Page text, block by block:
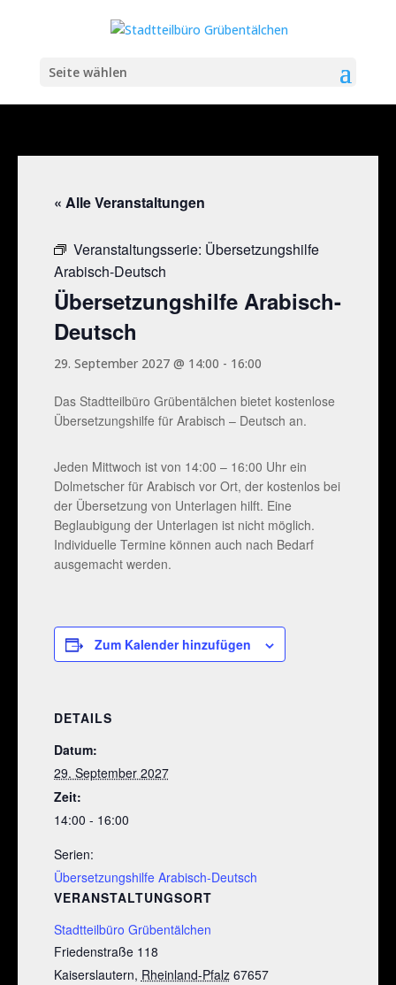
Seite wählen
« Alle Veranstaltungen
Veranstaltungsserie: Übersetzungshilfe
Arabisch-Deutsch
Übersetzungshilfe Arabisch-
Deutsch
29. September 2027 @ 14:00 - 16:00
Das Stadtteilbüro Grübentälchen bietet kostenlose
Übersetzungshilfe für Arabisch – Deutsch an.
Jeden Mittwoch ist von 14:00 – 16:00 Uhr ein
Dolmetscher für Arabisch vor Ort, der kostenlos bei
der Übersetzung von Unterlagen hilft. Eine
Beglaubigung der Unterlagen ist nicht möglich.
Individuelle Termine können auch nach Bedarf
ausgemacht werden.
Zum Kalender hinzufügen
DETAILS
Datum:
29. September 2027
Zeit:
14:00 - 16:00
Serien:
Übersetzungshilfe Arabisch-Deutsch
VERANSTALTUNGSORT
Stadtteilbüro Grübentälchen
Friedenstraße 118
Kaiserslautern, Rheinland-Pfalz 67657